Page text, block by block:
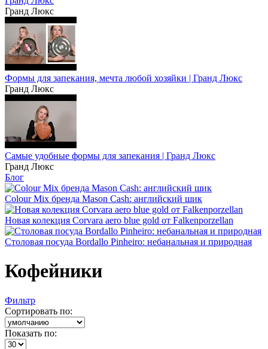
Гранд Люкс
Формы для запекания, мечта любой хозяйки | Гранд Люкс
Гранд Люкс
Самые удобные формы для запекания | Гранд Люкс
Гранд Люкс
Блог
Colour Mix бренда Mason Cash: английский шик
Новая колекция Corvara aero blue gold от Falkenporzellan
Столовая посуда Bordallo Pinheiro: небанальная и природная
Кофейники
Фильтр
Сортировать по:
Показать по: